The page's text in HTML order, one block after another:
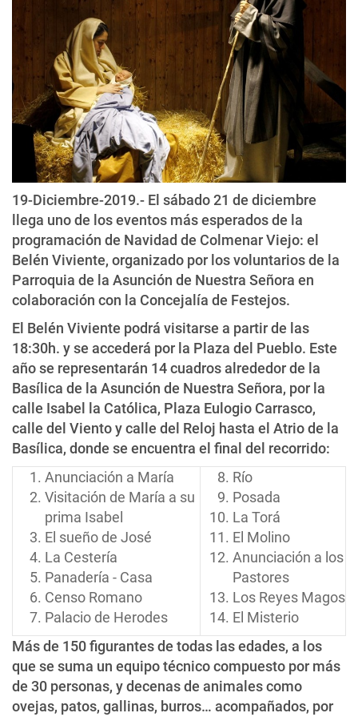
19-Diciembre-2019.- El sábado 21 de diciembre
llega uno de los eventos más esperados de la
programación de Navidad de Colmenar Viejo: el
Belén Viviente, organizado por los voluntarios de la
Parroquia de la Asunción de Nuestra Señora en
colaboración con la Concejalía de Festejos.
El Belén Viviente podrá visitarse a partir de las
18:30h. y se accederá por la Plaza del Pueblo. Este
año se representarán 14 cuadros alrededor de la
Basílica de la Asunción de Nuestra Señora, por la
calle Isabel la Católica, Plaza Eulogio Carrasco,
calle del Viento y calle del Reloj hasta el Atrio de la
Basílica, donde se encuentra el final del recorrido:
Anunciación a María
Visitación de María a su
prima Isabel
El sueño de José
La Cestería
Panadería - Casa
Censo Romano
Palacio de Herodes
Río
Posada
La Torá
El Molino
Anunciación a los
Pastores
Los Reyes Magos
El Misterio
Más de 150 figurantes de todas las edades, a los
que se suma un equipo técnico compuesto por más
de 30 personas, y decenas de animales como
ovejas, patos, gallinas, burros… acompañados, por